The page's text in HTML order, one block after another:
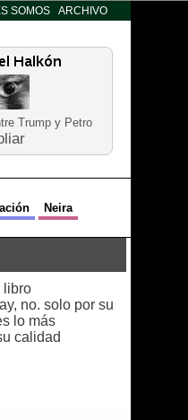
SOMOS ARCHIVO
Trump y Petro
Neira
libro
no. solo por su
lo más
calidad